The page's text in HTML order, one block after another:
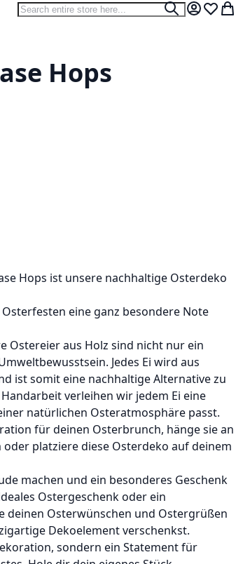
Search
Search
My Wish
Hops
Hops ist unsere nachhaltige Osterdeko
eine ganz besondere Note
Ostereier aus Holz sind nicht nur ein
Jedes Ei wird aus
ist somit eine nachhaltige Alternative zu
verleihen wir jedem Ei eine
natürlichen Osteratmosphäre passt.
für deinen Osterbrunch, hänge sie an
platziere diese Osterdeko auf deinem
machen und ein besonderes Geschenk
Ostergeschenk oder ein
deinen Osterwünschen und Ostergrüßen
Dekoelement verschenkst.
sondern ein Statement für